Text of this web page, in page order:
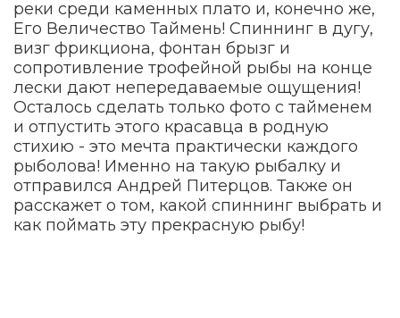
реки среди каменных плато и, конечно же,
Его Величество Таймень! Спиннинг в дугу,
визг фрикциона, фонтан брызг и
сопротивление трофейной рыбы на конце
лески дают непередаваемые ощущения!
Осталось сделать только фото с тайменем
и отпустить этого красавца в родную
стихию - это мечта практически каждого
рыболова! Именно на такую рыбалку и
отправился Андрей Питерцов. Также он
расскажет о том, какой спиннинг выбрать и
как поймать эту прекрасную рыбу!